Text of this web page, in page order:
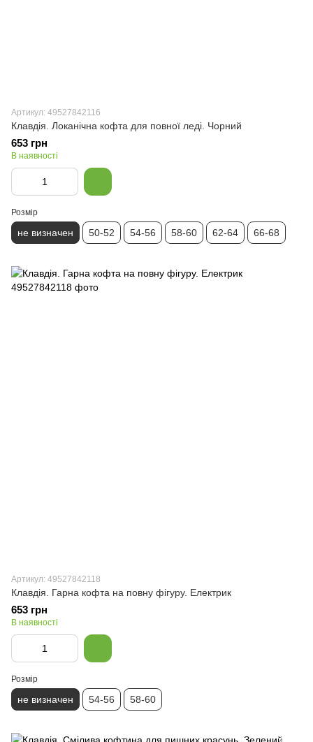
Артикул: 49527842116
Клавдія. Локанічна кофта для повної леді. Чорний
653 грн
В наявності
Розмір
не визначен 50-52 54-56 58-60 62-64 66-68
Артикул: 49527842118
Клавдія. Гарна кофта на повну фігуру. Електрик
653 грн
В наявності
Розмір
не визначен 54-56 58-60